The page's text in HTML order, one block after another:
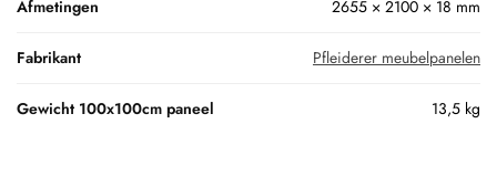
Afmetingen 2655 × 2100 × 18 mm
Fabrikant Pfleiderer meubelpanelen
Gewicht 100x100cm paneel 13,5 kg